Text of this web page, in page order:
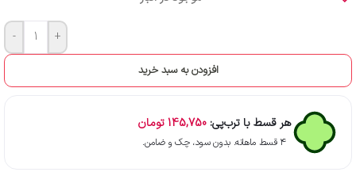
- +
افزودن به سبد خرید
هر قسط با ترب‌پی: 145,750تومان
۴ قسط ماهانه. بدون سود، چک و ضامن.